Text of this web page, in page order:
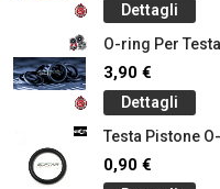
Dettagli
O-ring Per
3,90 €
Dettagli
Testa Pistone
0,90 €